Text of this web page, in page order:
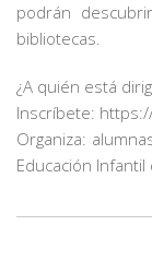
podrán
bibliotecas.
¿A quién está
Inscríbete:
Organiza:
Educación Infantil